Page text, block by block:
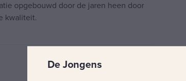
opgebouwd door de jaren heen door
kwaliteit.
De Jongens